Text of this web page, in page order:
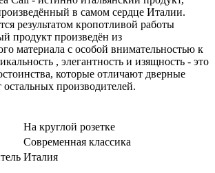
в самом сердце Италии.
результатом кропотливой работы
продукт произведён из
материала с особой внимательностью к
, элегантность и изящность - это
которые отличают дверные
производителей.
На круглой розетке
Современная классика
Италия